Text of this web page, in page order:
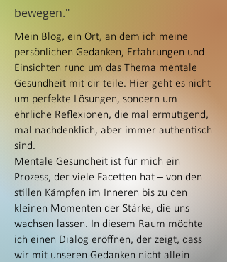
bewegen."
Mein Blog, ein Ort, an dem ich meine
persönlichen Gedanken, Erfahrungen und
Einsichten rund um das Thema mentale
Gesundheit mit dir teile. Hier geht es nicht
um perfekte Lösungen, sondern um
ehrliche Reflexionen, die mal ermutigend,
mal nachdenklich, aber immer authentisch
sind.
Mentale Gesundheit ist für mich ein
Prozess, der viele Facetten hat – von den
stillen Kämpfen im Inneren bis zu den
kleinen Momenten der Stärke, die uns
wachsen lassen. In diesem Raum möchte
ich einen Dialog eröffnen, der zeigt, dass
wir mit unseren Gedanken nicht allein